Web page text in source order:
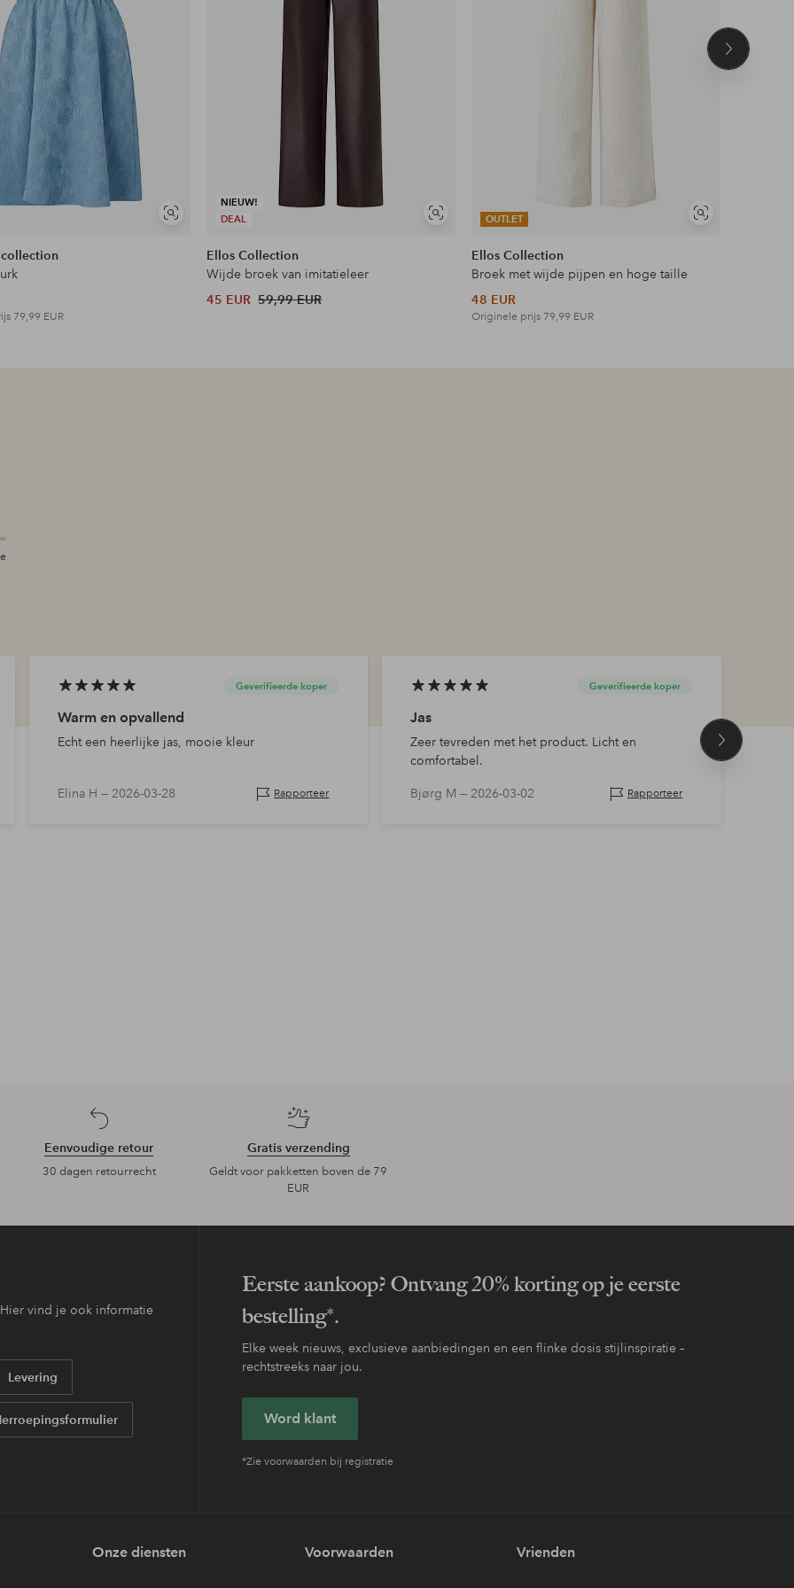
Soortgelijke
collection
79,99 EUR
NIEUW!
DEAL
Soortgelijke
Ellos Collection
Wijde broek van imitatieleer
45 EUR 59,99 EUR
OUTLET
Soortgelijke
Ellos Collection
Broek met wijde pijpen en hoge taille
48 EUR
Originele prijs 79,99 EUR
Volgend
Geverifieerde koper
Warm en opvallend
Echt een heerlijke jas, mooie kleur
Elina H — 2026-03-28 Rapporteer
Geverifieerde koper
Jas
Zeer tevreden met het product. Licht en
comfortabel.
Bjørg M —2026-03-02 Rapporteer
Volgend
Eenvoudige retour
30 dagen retourrecht
Gratis verzending
Geldt voor pakketten boven de 79
EUR
vind je ook informatie
Levering
Eerste aankoop? Ontvang 20% korting op je eerste
bestelling*.
Elke week nieuws, exclusieve aanbiedingen en een flinke dosis stijlinspiratie –
rechtstreeks naar jou.
Word klant
*Zie voorwaarden bij registratie
Onze diensten Voorwaarden Vrienden